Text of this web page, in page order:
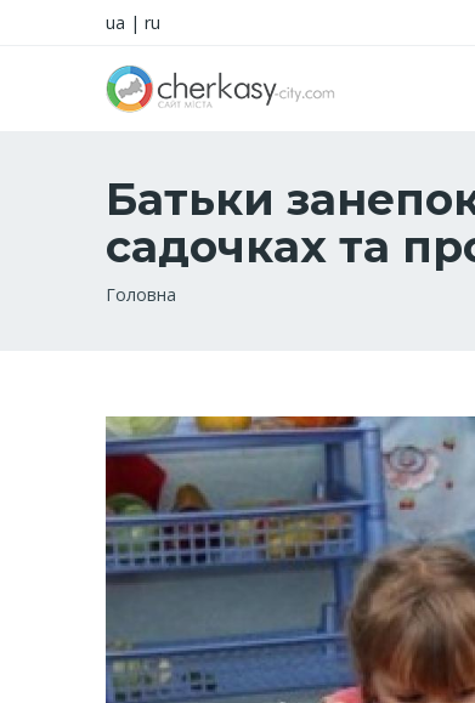
ua | ru
Батьки
садочках та
Рядок
Головна